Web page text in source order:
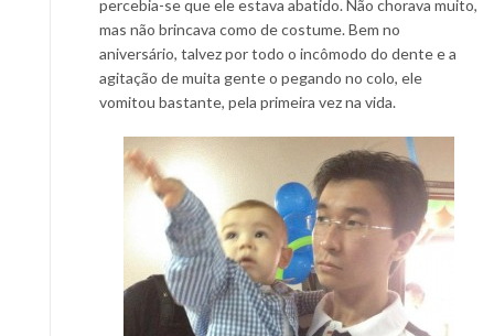
percebia-se que ele estava abatido. Não chorava muito,
mas não brincava como de costume. Bem no
aniversário, talvez por todo o incômodo do dente e a
agitação de muita gente o pegando no colo, ele
vomitou bastante, pela primeira vez na vida.